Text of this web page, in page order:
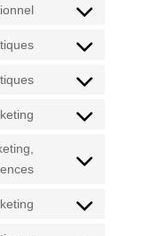
service
themes)
Consent
complianz
Consent
google-
Consent
Consent
service
recaptcha
Consent
service
Consent